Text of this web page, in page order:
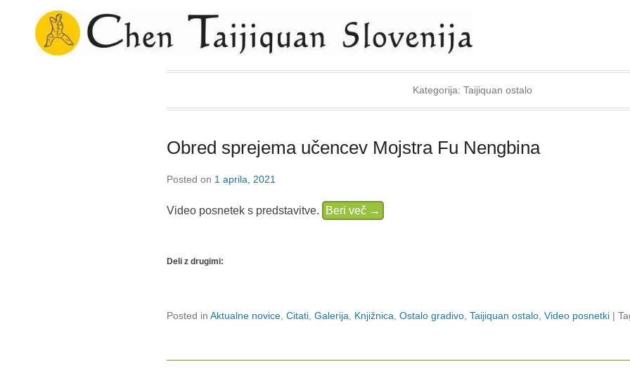
Chen Taijiquan Slovenija
Kategorija: Taijiquan ostalo
Obred sprejema učencev Mojstra Fu Nengbina
Posted on 1 aprila, 2021
Video posnetek s predstavitve. Beri več →
Deli z drugimi:
Posted in Aktualne novice, Citati, Galerija Knjižnica Ostalo gradivo, Taijiquan ostalo, Video posnetki|